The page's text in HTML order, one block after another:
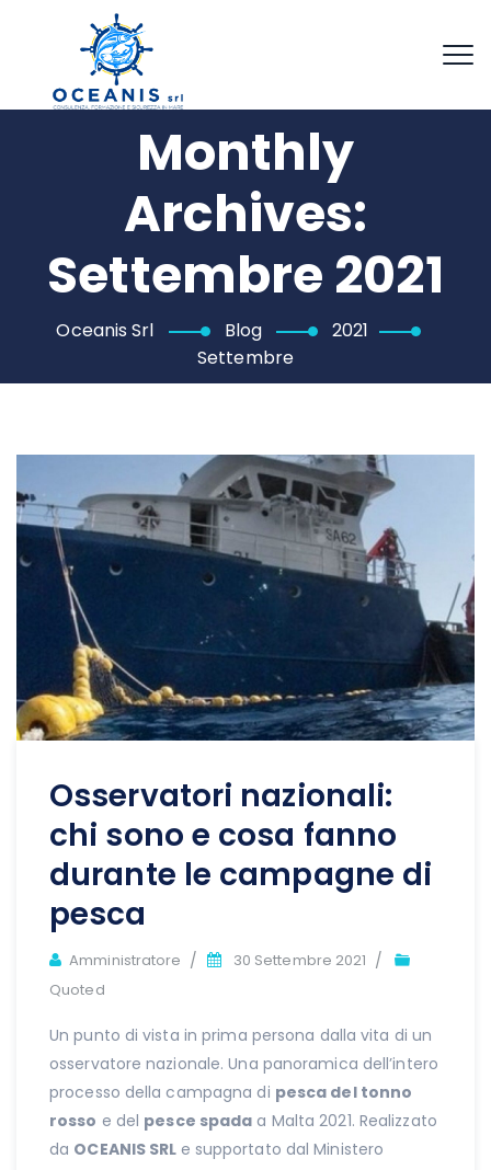
Monthly
Archives:
Settembre 2021
Oceanis Srl Blog
2021
Settembre
Osservatori nazionali:
chi sono e cosa fanno
durante le campagne di
pesca
Author
Amministratore
30 Settembre 2021
Quoted
Un punto di vista in prima persona dalla vita di un
osservatore nazionale. Una panoramica dell’intero
processo della campagna di pesca del tonno
rosso e del pesce spada a Malta 2021. Realizzato
da OCEANIS SRL e supportato dal Ministero